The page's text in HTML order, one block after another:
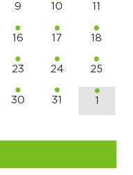
9 10 11
16 17 18
23 24 25
30 31 1